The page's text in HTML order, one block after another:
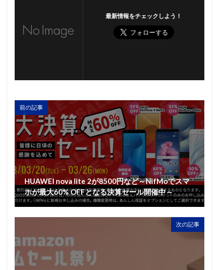
最新情報をチェックしよう！
前の記事
HUAWEI nova lite 2が8500円など～NifMoでスマ
ホが最大60% OFFとなる決算セール開催中～
次の記事